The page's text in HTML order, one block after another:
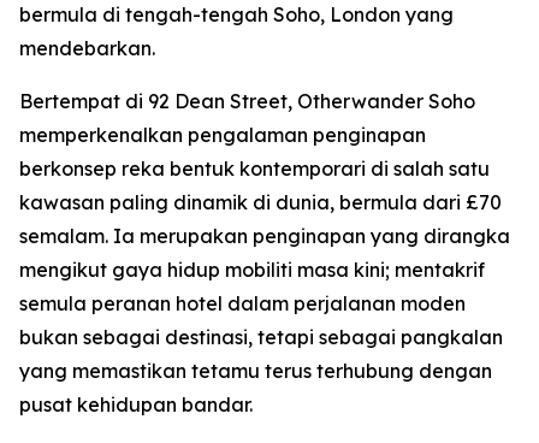
bermula di tengah-tengah Soho, London yang
mendebarkan.
Bertempat di 92 Dean Street, Otherwander Soho
memperkenalkan pengalaman penginapan
berkonsep reka bentuk kontemporari di salah satu
kawasan paling dinamik di dunia, bermula dari £70
semalam. Ia merupakan penginapan yang dirangka
mengikut gaya hidup mobiliti masa kini; mentakrif
semula peranan hotel dalam perjalanan moden
bukan sebagai destinasi, tetapi sebagai pangkalan
yang memastikan tetamu terus terhubung dengan
pusat kehidupan bandar.